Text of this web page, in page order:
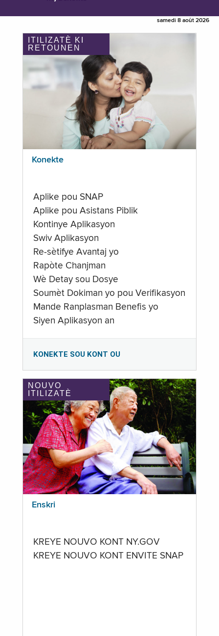
samedi 8 août 2026
ITILIZATÈ KI
RETOUNEN
Konekte
Aplike pou SNAP
Aplike pou Asistans Piblik
Kontinye Aplikasyon
Swiv Aplikasyon
Re-sètifye Avantaj yo
Rapòte Chanjman
Wè Detay sou Dosye
Soumèt Dokiman yo pou Verifikasyon
Mande Ranplasman Benefis yo
Siyen Aplikasyon an
KONEKTE SOU KONT OU
NOUVO
ITILIZATÈ
Enskri
KREYE NOUVO KONT NY.GOV
KREYE NOUVO KONT ENVITE SNAP